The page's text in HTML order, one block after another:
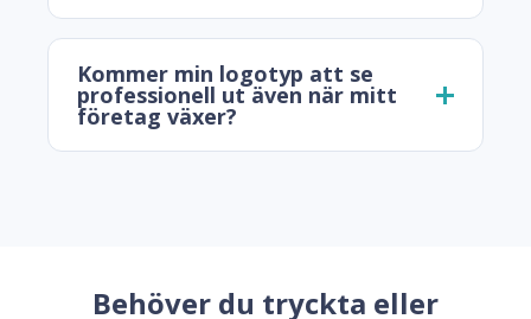
Kommer min logotyp att se
professionell ut även när mitt
företag växer?
Behöver du tryckta eller